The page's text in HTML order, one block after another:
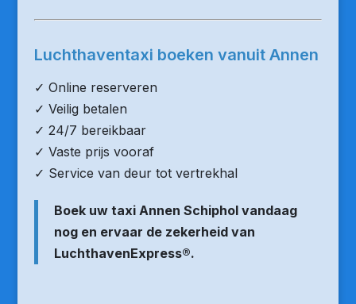
Luchthaventaxi boeken vanuit Annen
✓ Online reserveren
✓ Veilig betalen
✓ 24/7 bereikbaar
✓ Vaste prijs vooraf
✓ Service van deur tot vertrekhal
Boek uw taxi Annen Schiphol vandaag
nog en ervaar de zekerheid van
LuchthavenExpress®.